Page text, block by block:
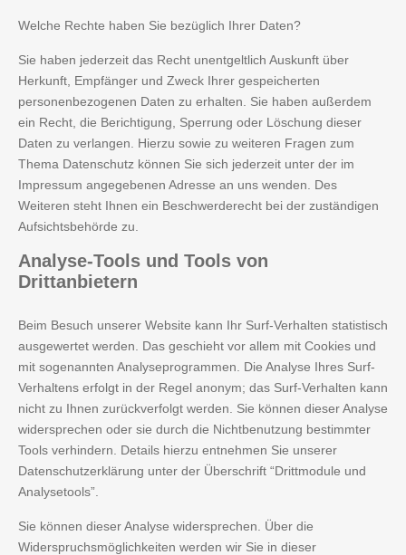
Welche Rechte haben Sie bezüglich Ihrer Daten?
Sie haben jederzeit das Recht unentgeltlich Auskunft über
Herkunft, Empfänger und Zweck Ihrer gespeicherten
personenbezogenen Daten zu erhalten. Sie haben außerdem
ein Recht, die Berichtigung, Sperrung oder Löschung dieser
Daten zu verlangen. Hierzu sowie zu weiteren Fragen zum
Thema Datenschutz können Sie sich jederzeit unter der im
Impressum angegebenen Adresse an uns wenden. Des
Weiteren steht Ihnen ein Beschwerderecht bei der zuständigen
Aufsichtsbehörde zu.
Analyse-Tools und Tools von
Drittanbietern
Beim Besuch unserer Website kann Ihr Surf-Verhalten statistisch
ausgewertet werden. Das geschieht vor allem mit Cookies und
mit sogenannten Analyseprogrammen. Die Analyse Ihres Surf-
Verhaltens erfolgt in der Regel anonym; das Surf-Verhalten kann
nicht zu Ihnen zurückverfolgt werden. Sie können dieser Analyse
widersprechen oder sie durch die Nichtbenutzung bestimmter
Tools verhindern. Details hierzu entnehmen Sie unserer
Datenschutzerklärung unter der Überschrift “Drittmodule und
Analysetools”.
Sie können dieser Analyse widersprechen. Über die
Widerspruchsmöglichkeiten werden wir Sie in dieser